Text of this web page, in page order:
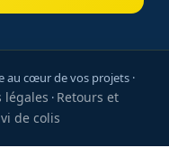
au cœur de vos projets ·
légales · Retours et
de colis